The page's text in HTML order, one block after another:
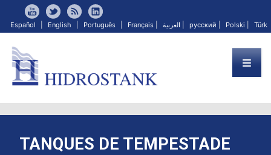
Español English Português Français العربية русский Polski Türk
TANQUES DE TEMPESTADE